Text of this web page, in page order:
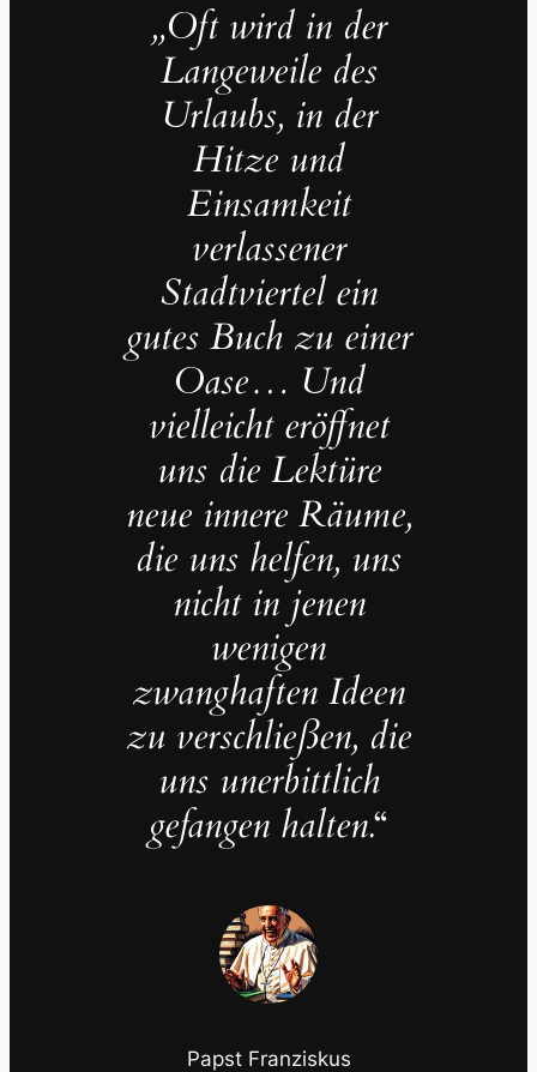
„Oft wird in der
Langeweile des
Urlaubs, in der
Hitze und
Einsamkeit
verlassener
Stadtviertel ein
gutes Buch zu einer
Oase… Und
vielleicht eröffnet
uns die Lektüre
neue innere Räume,
die uns helfen, uns
nicht in jenen
wenigen
zwanghaften Ideen
zu verschließen, die
uns unerbittlich
gefangen halten.“
Papst Franziskus